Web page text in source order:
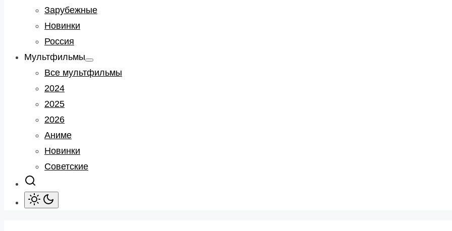
Зарубежные
Новинки
Россия
Мультфильмы
Show
sub
menu
Все мультфильмы
2024
2025
2026
Аниме
Новинки
Советские